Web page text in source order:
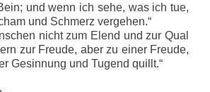
und wenn ich sehe, was ich tue,
und Schmerz vergehen.“
nicht zum Elend und zur Qual
zur Freude, aber zu einer Freude,
Gesinnung und Tugend quillt.“